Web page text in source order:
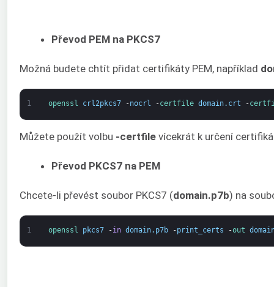
Převod PEM na PKCS7
Možná budete chtít přidat certifikáty PEM, například
1 openssl crl2pkcs7 -nocrl -certfile domain. crt -
Můžete použít volbu -certfile vícekrát k určení
Převod PKCS7 na PEM
Chcete-li převést soubor PKCS7 (domain.p7b) na
1 openssl pkcs7 -in domain. p7b -print_certs -out